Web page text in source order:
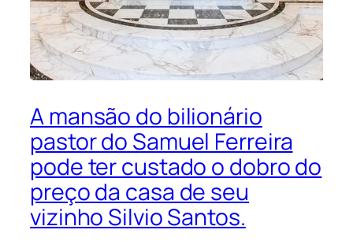
A mansão do bilionário
pastor do Samuel Ferreira
pode ter custado o dobro do
preço da casa de seu
vizinho Silvio Santos.